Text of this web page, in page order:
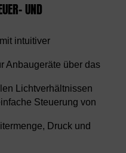
UND
intuitiver
Anbaugeräte über das
Lichtverhältnissen
Steuerung von
Druck und